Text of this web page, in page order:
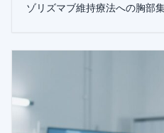
ゾリズマブ維持療法への胸部
った。慎重な患者選択の重要